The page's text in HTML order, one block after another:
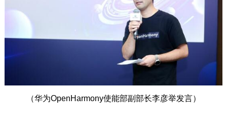
（华为OpenHarmony使能部副部长李彦举发言）